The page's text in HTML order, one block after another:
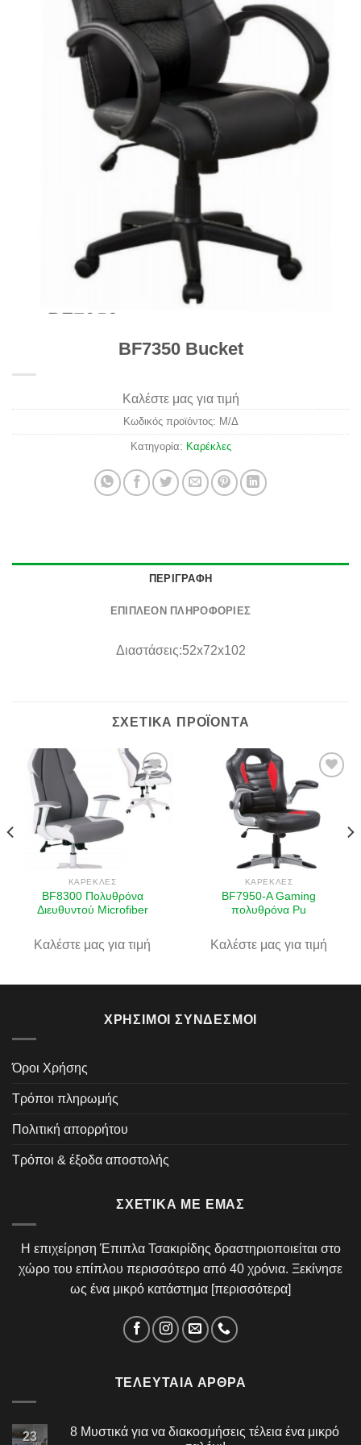
BF7350 Bucket
Καλέστε μας για τιμή
Κωδικός προϊόντος: Μ/Δ
Κατηγορία: Καρέκλες
ΠΕΡΙΓΡΑΦΉ
ΕΠΙΠΛΈΟΝ ΠΛΗΡΟΦΟΡΊΕΣ
Διαστάσεις:52x72x102
ΣΧΕΤΙΚΆ ΠΡΟΪΌΝΤΑ
Πρόσθήκη
στην λίστα
ΚΑΡΈΚΛΕΣ
BF8300 Πολυθρόνα
Διευθυντού Microfiber
Καλέστε μας για τιμή
Πρόσθήκη
στην λίστα
ΚΑΡΈΚΛΕΣ
BF7950-A Gaming
πολυθρόνα Pu
Καλέστε μας για τιμή
ΧΡΉΣΙΜΟΙ ΣΎΝΔΕΣΜΟΙ
Όροι Χρήσης
Τρόποι πληρωμής
Πολιτική απορρήτου
Τρόποι & έξοδα αποστολής
ΣΧΕΤΙΚΆ ΜΕ ΕΜΆΣ
Η επιχείρηση Έπιπλα Τσακιρίδης δραστηριοποιείται στο
χώρο του επίπλου περισσότερο από 40 χρόνια. Ξεκίνησε
ως ένα μικρό κατάστημα [περισσότερα]
ΤΕΛΕΥΤΑΊΑ ΆΡΘΡΑ
23
8 Μυστικά για να διακοσμήσεις τέλεια ένα μικρό